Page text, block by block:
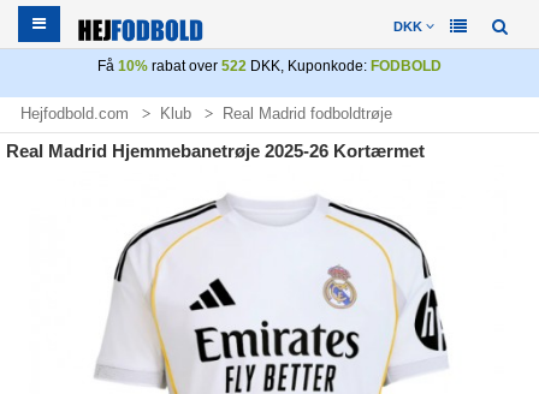
DKK
Få 10% rabat over 522 DKK, Kuponkode: FODBOLD
Hejfodbold.com Klub Real Madrid fodboldtrøje
Real Madrid Hjemmebanetrøje 2025-26 Kortærmet